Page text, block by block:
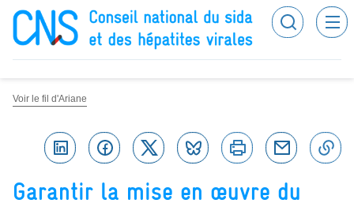
Panneau de gestion des cookies
Voir le fil d'Ariane
Linkedin FacebookTwitter Bluesky Imprimer Courriel
Garantir la mise en œuvre du